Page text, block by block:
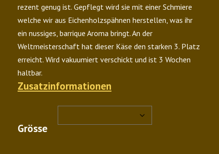
rezent genug ist. Gepflegt wird sie mit einer Schmiere
welche wir aus Eichenholzspähnen herstellen, was ihr
ein nussiges, barrique Aroma bringt. An der
Weltmeisterschaft hat dieser Käse den starken 3. Platz
erreicht. Wird vakuumiert verschickt und ist 3 Wochen
haltbar.
Zusatzinformationen
Grösse